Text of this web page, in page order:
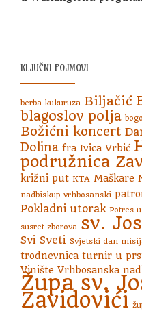
KLJUČNI POJMOVI
berba kukuruza Biljačić
blagoslov polja
Božićni koncert
Dolina fra Ivica Vrbić
podružnica
križni put KTA Maškare
nadbiskup vrhbosanski
Pokladni utorak Potres
susret zborova sv.
Svi Sveti Svjetski dan
trodnevnica turnir u
Vinište Vrhbosanska
Župa sv.
Zavidovići